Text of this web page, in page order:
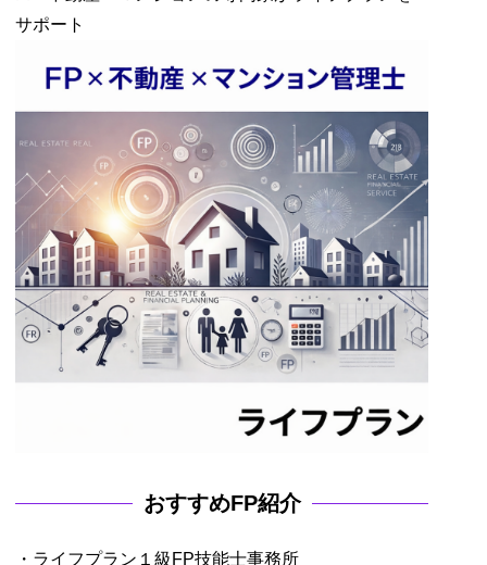
サポート
おすすめFP紹介
・ライフプラン１級FP技能士事務所